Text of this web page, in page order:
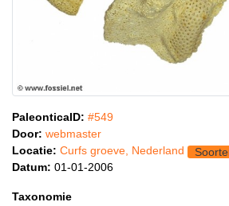
PaleonticaID: #549
Door: webmaster
Locatie: Curfs groeve, Nederland
Datum: 01-01-2006
Taxonomie